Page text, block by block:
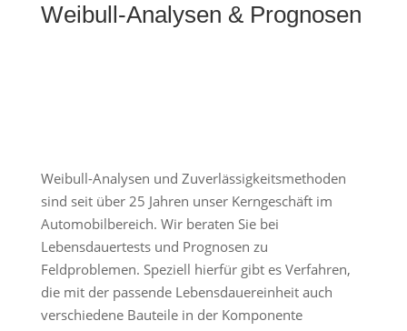
Weibull-Analysen & Prognosen
Weibull-Analysen und Zuverlässigkeitsmethoden
sind seit über 25 Jahren unser Kerngeschäft im
Automobilbereich. Wir beraten Sie bei
Lebensdauertests und Prognosen zu
Feldproblemen. Speziell hierfür gibt es Verfahren,
die mit der passende Lebensdauereinheit auch
verschiedene Bauteile in der Komponente